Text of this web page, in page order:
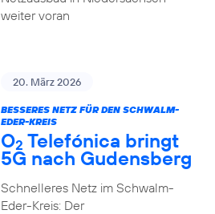
weiter voran
20. März 2026
BESSERES NETZ FÜR DEN SCHWALM-
EDER-KREIS
O2 Telefónica bringt
5G nach Gudensberg
Schnelleres Netz im Schwalm-
Eder-Kreis: Der